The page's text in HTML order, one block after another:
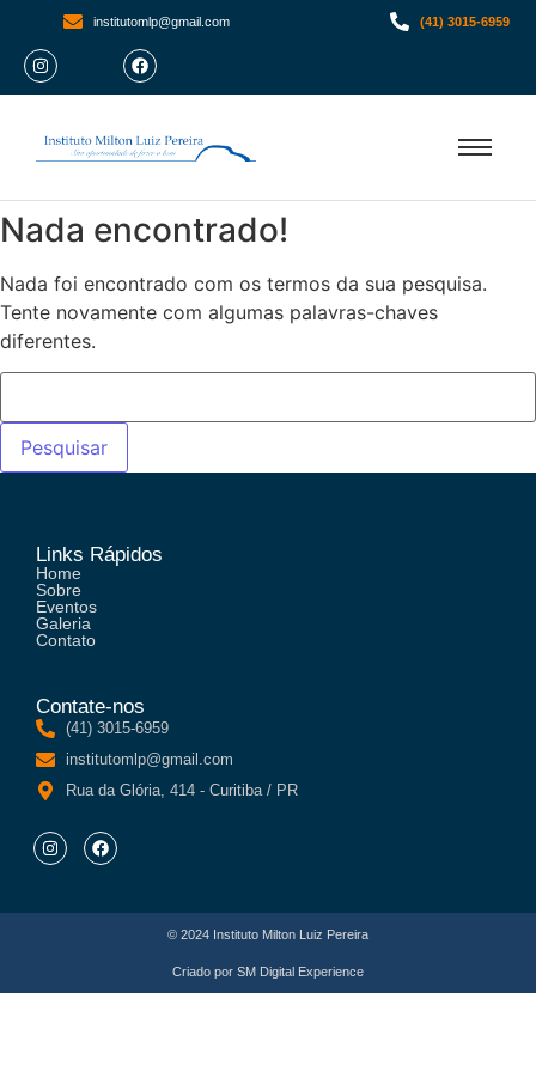
institutomlp@gmail.com (41) 3015-6959
Nada encontrado!
Nada foi encontrado com os termos da sua pesquisa.
Tente novamente com algumas palavras-chaves
diferentes.
Links Rápidos
Home
Sobre
Eventos
Galeria
Contato
Contate-nos
(41) 3015-6959
institutomlp@gmail.com
Rua da Glória, 414 - Curitiba / PR
© 2024 Instituto Milton Luiz Pereira
Criado por SM Digital Experience